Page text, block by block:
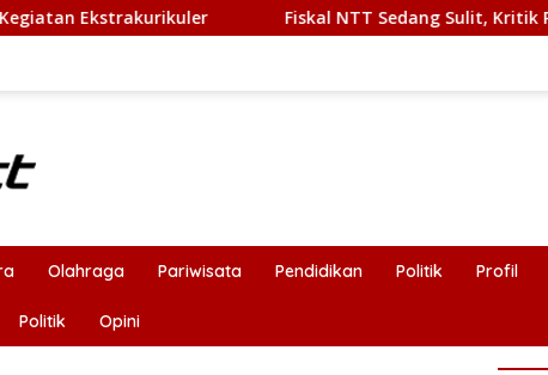
Fiskal NTT Sedang Sulit, Kritik Publik Harus Tetap
Olahraga Pariwisata Pendidikan Politik Profil
Politik Opini